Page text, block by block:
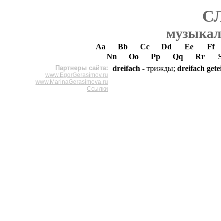
Aa Bb Cc Dd Ee
Ff
Nn
Oo Pp Qq Rr
Партнеры сайта:
www.EgorGerasimov.ru
www.MarinaGerasimova.ru
Ссылки
dreifach - трижды; dreifach